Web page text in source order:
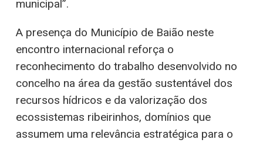
municipal”.
A presença do Município de Baião neste
encontro internacional reforça o
reconhecimento do trabalho desenvolvido no
concelho na área da gestão sustentável dos
recursos hídricos e da valorização dos
ecossistemas ribeirinhos, domínios que
assumem uma relevância estratégica para o